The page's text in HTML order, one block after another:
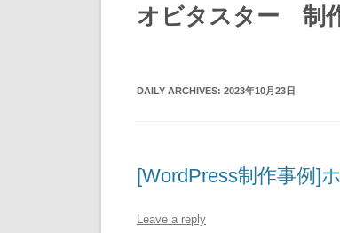
オビタスター 制
DAILY ARCHIVES: 2023年10月23日
[WordPress制作事例]
Leave a reply